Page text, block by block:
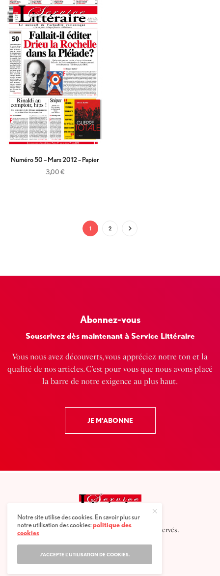
Numéro 50 – Mars 2012 – Papier
3,00€
1 2
Abonnez-vous
Souscrivez dès maintenant à Service Littéraire
Vous nous avez découverts, vous appréciez notre ton et la
qualité de nos articles. C’est pour vous que nous avons placé
la barre de notre exigence au plus haut.
JE M'ABONNE
2025 © Service littéraire, tous droits réservés.
Notre site utilise des cookies. En savoir plus sur
notre utilisation des cookies:politique des
cookies
J'ACCEPTE L'UTILISATION DE COOKIES.